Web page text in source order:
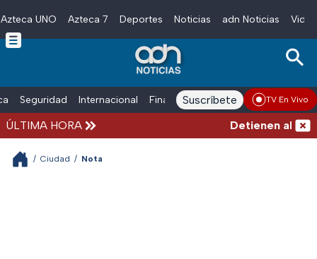
Skip to main content
Azteca UNO Azteca 7 Deportes Noticias adn Noticias
Seguridad Internacional Finanzas adn Noticias Radio
Suscríbete TV En Vivo
ÚLTIMA HORA Detienen al
/ Ciudad / Nota